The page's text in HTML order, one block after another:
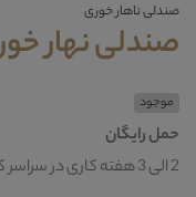
صندلی ناهار خوری
صندلی نهار
موجود
حمل رایگان
2 الی 3 هفته کاری در سراسر کشور